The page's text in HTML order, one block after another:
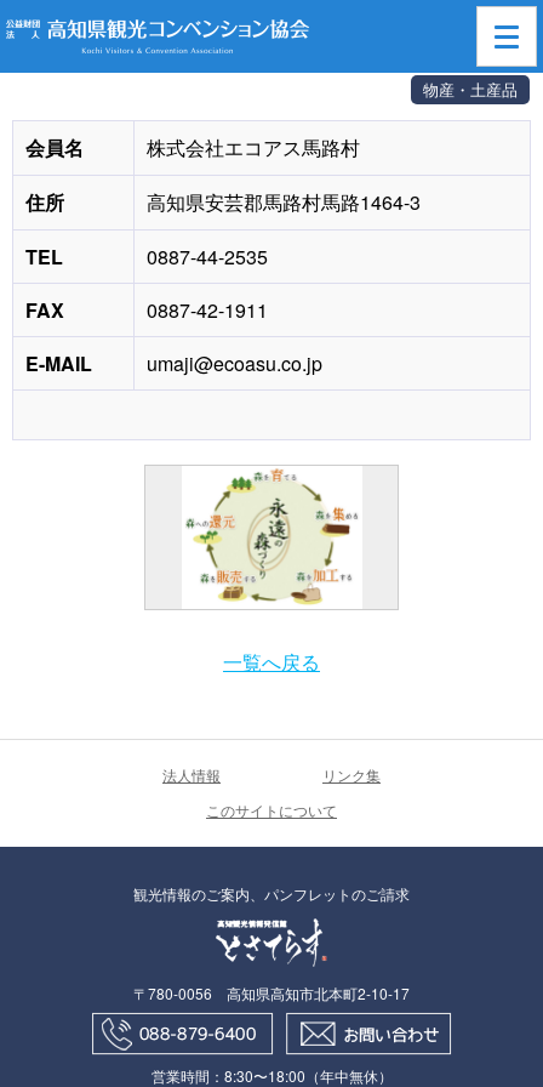
高知県観光コンベンション協会>賛助会員一覧
物産・土産品
会員名
株式会社エコアス馬路村
住所
高知県安芸郡馬路村馬路1464-3
TEL
0887-44-2535
FAX
0887-42-1911
E-MAIL
umaji@ecoasu.co.jp
一覧へ戻る
法人情報
リンク集
このサイトについて
観光情報のご案内、パンフレットのご請求
〒780-0056 高知県高知市北本町2-10-17
営業時間：8:30〜18:00（年中無休）